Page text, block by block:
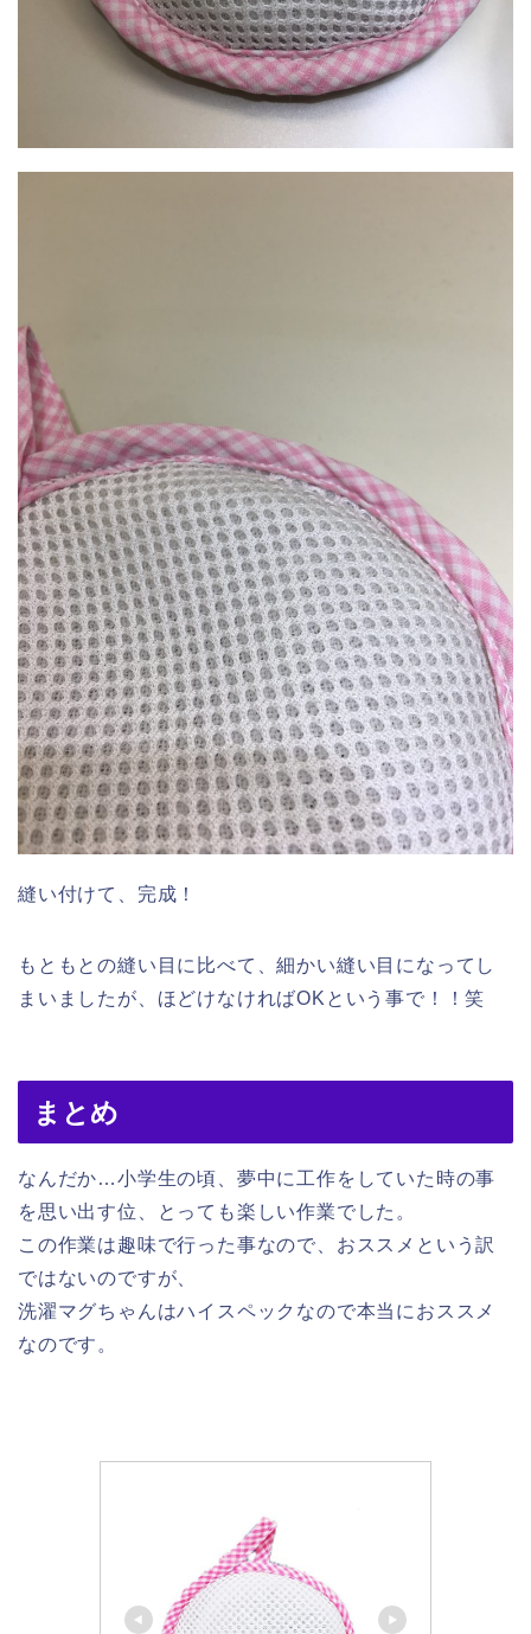
縫い付けて、完成！
もともとの縫い目に比べて、細かい縫い目になってし
まいましたが、ほどけなければOKという事で！！笑
まとめ
なんだか…小学生の頃、夢中に工作をしていた時の事
を思い出す位、とっても楽しい作業でした。
この作業は趣味で行った事なので、おススメという訳
ではないのですが、
洗濯マグちゃんはハイスペックなので本当におススメ
なのです。